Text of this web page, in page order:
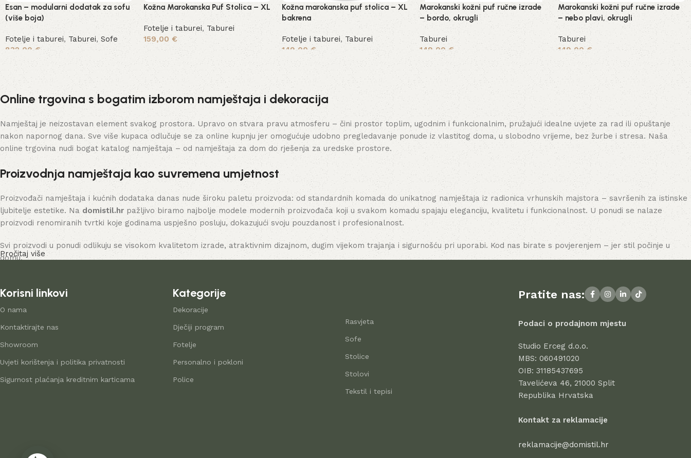
Esan – modularni dodatak za sofu
(više boja)
Fotelje i taburei, Taburei, Sofe
832,00 €
Odaberi opcije
Kožna Marokanska Puf Stolica – XL
Fotelje i taburei, Taburei
159,00 €
Dodaj u košaricu
Kožna marokanska puf stolica – XL
bakrena
Fotelje i taburei, Taburei
149,00 €
Dodaj u košaricu
Marokanski kožni puf ručne izrade
– bordo, okrugli
Taburei
149,00€
Dodaj u košaricu
Marokanski kožni puf ručne izrade
– nebo plavi, okrugli
Taburei
149,00 €
Dodaj u košaricu
Online trgovina s bogatim izborom namještaja i dekoracija
Namještaj je neizostavan element svakog prostora. Upravo on stvara pravu atmosferu – čini prostor toplim, ugodnim i funkcionalnim, pružajući idealne uvjete za rad ili opuštanje
nakon napornog dana. Sve više kupaca odlučuje se za online kupnju jer omogućuje udobno pregledavanje ponude iz vlastitog doma, u slobodno vrijeme, bez žurbe i stresa. Naša
online trgovina nudi bogat katalog namještaja – od namještaja za dom do rješenja za uredske prostore.
Proizvodnja namještaja kao suvremena umjetnost
Proizvođači namještaja i kućnih dodataka danas nude široku paletu proizvoda: od standardnih komada do unikatnog namještaja iz radionica vrhunskih majstora – savršenih za istinske
ljubitelje estetike. Na domistil.hr pažljivo biramo najbolje modele modernih proizvođača koji u svakom komadu spajaju eleganciju, kvalitetu i funkcionalnost. U ponudi se nalaze
proizvodi renomiranih tvrtki koje godinama uspješno posluju, dokazujući svoju pouzdanost i profesionalnost.
Svi proizvodi u ponudi odlikuju se visokom kvalitetom izrade, atraktivnim dizajnom, dugim vijekom trajanja i sigurnošću pri uporabi. Kod nas birate s povjerenjem – jer stil počinje u
domu.
Pročitaj više
Korisni linkovi
O nama
Kontaktirajte nas
Showroom
Uvjeti korištenja i politika privatnosti
Sigurnost plaćanja kreditnim karticama
Kategorije
Dekoracije
Dječiji program
Fotelje
Personalno i pokloni
Police
Rasvjeta
Sofe
Stolice
Stolovi
Tekstil i tepisi
Pratite nas:
Podaci o prodajnom mjestu
Studio Erceg d.o.o.
MBS: 060491020
OIB: 31185437695
Tavelićeva 46, 21000 Split
Republika Hrvatska
Kontakt za reklamacije
reklamacije@domistil.hr